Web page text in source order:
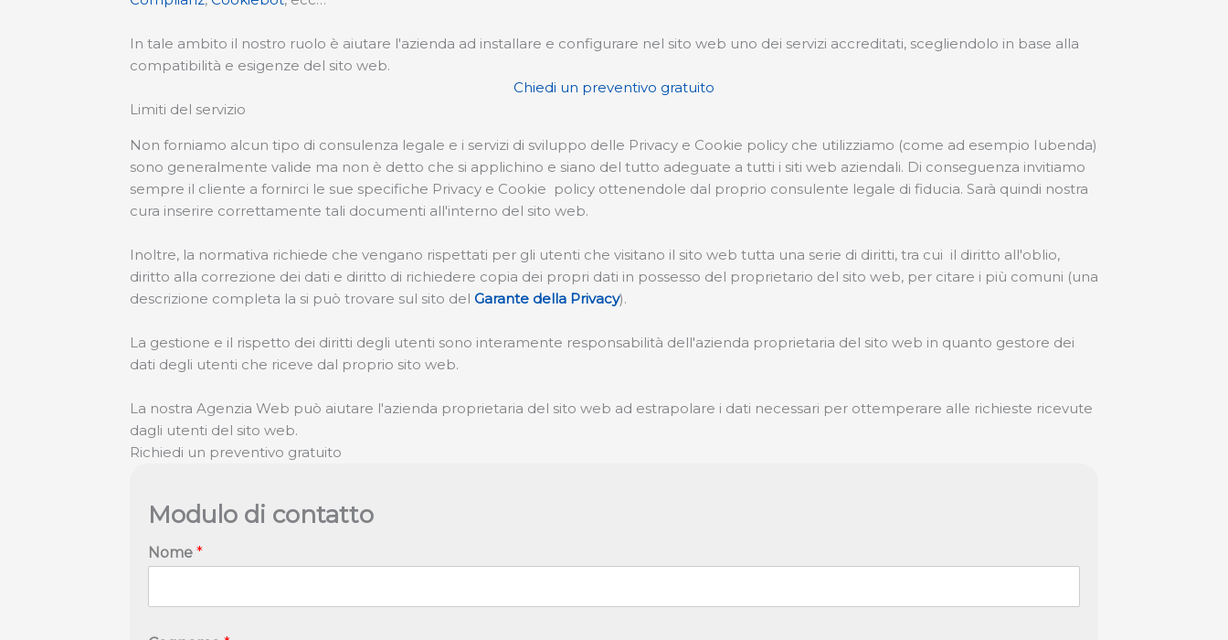
In tale ambito il nostro ruolo è aiutare l'azienda ad installare e configurare nel sito web uno dei servizi accreditati, scegliendolo in base alla
compatibilità e esigenze del sito web.
Chiedi un preventivo gratuito
Limiti del servizio
Non forniamo alcun tipo di consulenza legale e i servizi di sviluppo delle Privacy e Cookie policy che utilizziamo (come ad esempio Iubenda)
sono generalmente valide ma non è detto che si applichino e siano del tutto adeguate a tutti i siti web aziendali. Di conseguenza invitiamo
sempre il cliente a fornirci le sue specifiche Privacy e Cookie policy ottenendole dal proprio consulente legale di fiducia. Sarà quindi nostra
cura inserire correttamente tali documenti all'interno del sito web.
Inoltre, la normativa richiede che vengano rispettati per gli utenti che visitano il sito web tutta una serie di diritti, tra cui il diritto all'oblio,
diritto alla correzione dei dati e diritto di richiedere copia dei propri dati in possesso del proprietario del sito web, per citare i più comuni (una
descrizione completa la si può trovare sul sito del Garante della Privacy).
La gestione e il rispetto dei diritti degli utenti sono interamente responsabilità dell'azienda proprietaria del sito web in quanto gestore dei
dati degli utenti che riceve dal proprio sito web.
La nostra Agenzia Web può aiutare l'azienda proprietaria del sito web ad estrapolare i dati necessari per ottemperare alle richieste ricevute
dagli utenti del sito web.
Richiedi un preventivo gratuito
Modulo di contatto
Nome *